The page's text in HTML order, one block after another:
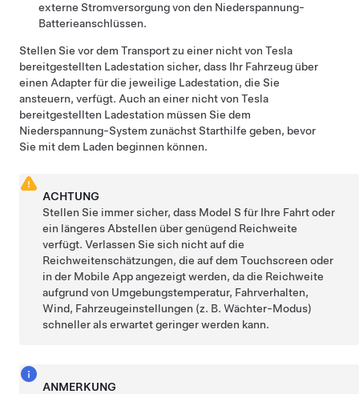
externe Stromversorgung von den Niederspannung-
Batterieanschlüssen.
Stellen Sie vor dem Transport zu einer nicht von Tesla
bereitgestellten Ladestation sicher, dass Ihr Fahrzeug über
einen Adapter für die jeweilige Ladestation, die Sie
ansteuern, verfügt. Auch an einer nicht von Tesla
bereitgestellten Ladestation müssen Sie dem
Niederspannung-System zunächst Starthilfe geben, bevor
Sie mit dem Laden beginnen können.
ACHTUNG
Stellen Sie immer sicher, dass Model S für Ihre Fahrt oder
ein längeres Abstellen über genügend Reichweite
verfügt. Verlassen Sie sich nicht auf die
Reichweitenschätzungen, die auf dem Touchscreen oder
in der Mobile App angezeigt werden, da die Reichweite
aufgrund von Umgebungstemperatur, Fahrverhalten,
Wind, Fahrzeugeinstellungen (z. B. Wächter-Modus)
schneller als erwartet geringer werden kann.
ANMERKUNG